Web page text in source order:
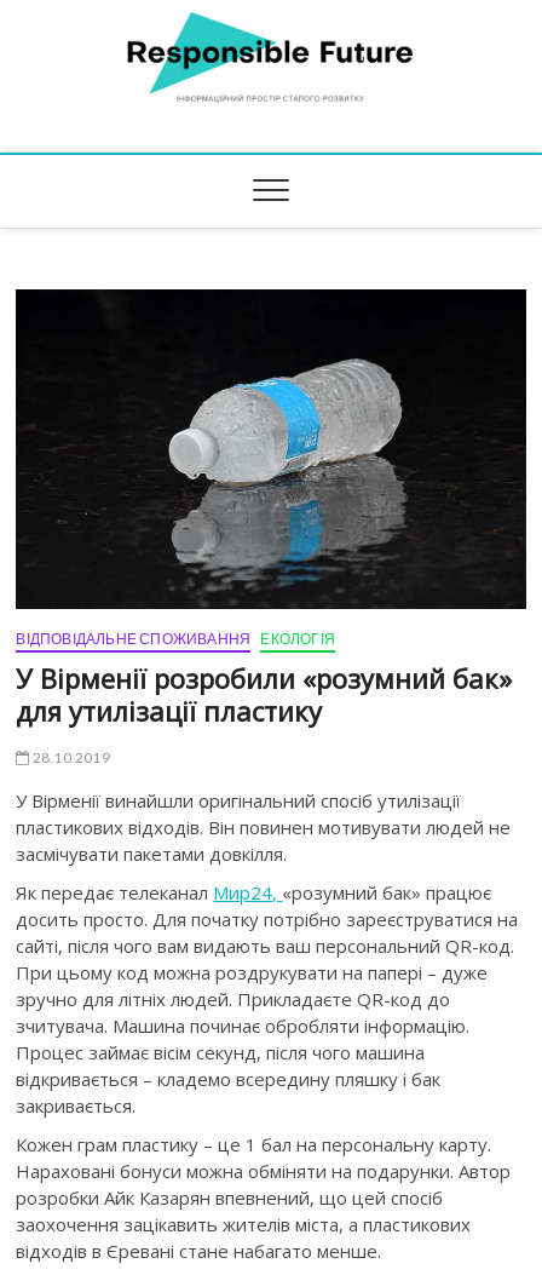
Responsible Future
ВІДПОВІДАЛЬНЕ СПОЖИВАННЯ ЕКОЛОГІЯ
У Вірменії розробили «розумний бак»
для утилізації пластику
28.10.2019
У Вірменії винайшли оригінальний спосіб утилізації
пластикових відходів. Він повинен мотивувати людей не
засмічувати пакетами довкілля.
Як передає телеканал Мир24, «розумний бак» працює
досить просто. Для початку потрібно зареєструватися на
сайті, після чого вам видають ваш персональний QR-код.
При цьому код можна роздрукувати на папері – дуже
зручно для літніх людей. Прикладаєте QR-код до
зчитувача. Машина починає обробляти інформацію.
Процес займає вісім секунд, після чого машина
відкривається – кладемо всередину пляшку і бак
закривається.
Кожен грам пластику – це 1 бал на персональну карту.
Нараховані бонуси можна обміняти на подарунки. Автор
розробки Айк Казарян впевнений, що цей спосіб
заохочення зацікавить жителів міста, а пластикових
відходів в Єревані стане набагато менше.